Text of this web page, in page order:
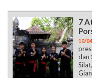
7
10/
dan